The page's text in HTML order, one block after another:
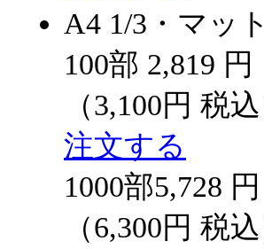
A4 1/3・マッ
100部 2,819 円
（3,100円 税込
注文する
1000部5,728
（6,300円 税込